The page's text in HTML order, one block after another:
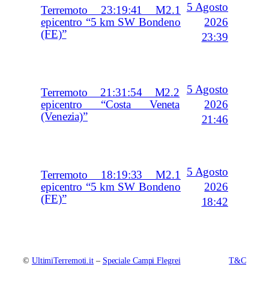
Terremoto 23:19:41 M2.1
epicentro “5 km SW Bondeno
(FE)”
5 Agosto
2026
23:39
Terremoto 21:31:54 M2.2
epicentro “Costa Veneta
(Venezia)”
5 Agosto
2026
21:46
Terremoto 18:19:33 M2.1
epicentro “5 km SW Bondeno
(FE)”
5 Agosto
2026
18:42
© UltimiTerremoti.it – Speciale Campi Flegrei T&C